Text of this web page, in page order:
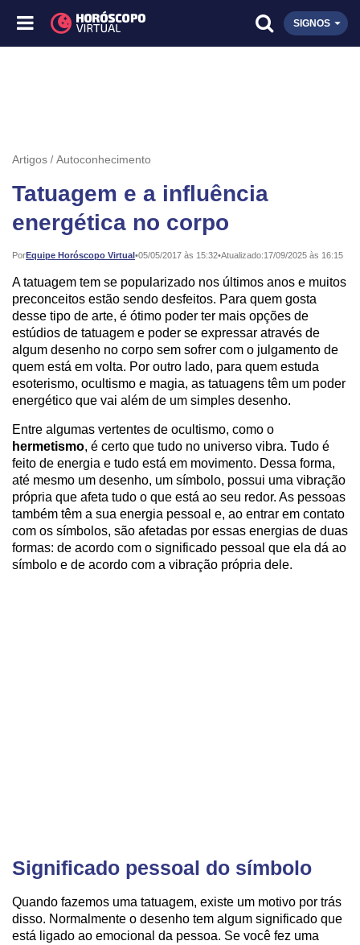
SIGNOS
Artigos Autoconhecimento
Tatuagem e a influência
energética no corpo
PorEquipe Horóscopo Virtual•
Publicado: 05/05/2017 às 15:32•Atualizado:17/09/2025 às 16:15
A tatuagem tem se popularizado nos últimos anos e muitos
preconceitos estão sendo desfeitos. Para quem gosta
desse tipo de arte, é ótimo poder ter mais opções de
estúdios de tatuagem e poder se expressar através de
algum desenho no corpo sem sofrer com o julgamento de
quem está em volta. Por outro lado, para quem estuda
esoterismo, ocultismo e magia, as tatuagens têm um poder
energético que vai além de um simples desenho.
Entre algumas vertentes de ocultismo, como o
hermetismo, é certo que tudo no universo vibra. Tudo é
feito de energia e tudo está em movimento. Dessa forma,
até mesmo um desenho, um símbolo, possui uma vibração
própria que afeta tudo o que está ao seu redor. As pessoas
também têm a sua energia pessoal e, ao entrar em contato
com os símbolos, são afetadas por essas energias de duas
formas: de acordo com o significado pessoal que ela dá ao
símbolo e de acordo com a vibração própria dele.
Significado pessoal do símbolo
Quando fazemos uma tatuagem, existe um motivo por trás
disso. Normalmente o desenho tem algum significado que
está ligado ao emocional da pessoa. Se você fez uma